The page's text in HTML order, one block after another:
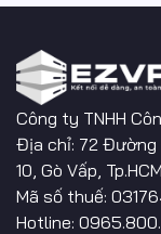
Công ty TNHH
Địa chỉ: 72 Đường
10, Gò Vấp, Tp.HCM
Mã số thuế:
Hotline: